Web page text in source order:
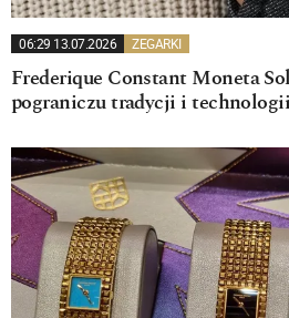
06:29 13.07.2026 ZEGARKI
Frederique Constant Moneta
pograniczu tradycji i technologii